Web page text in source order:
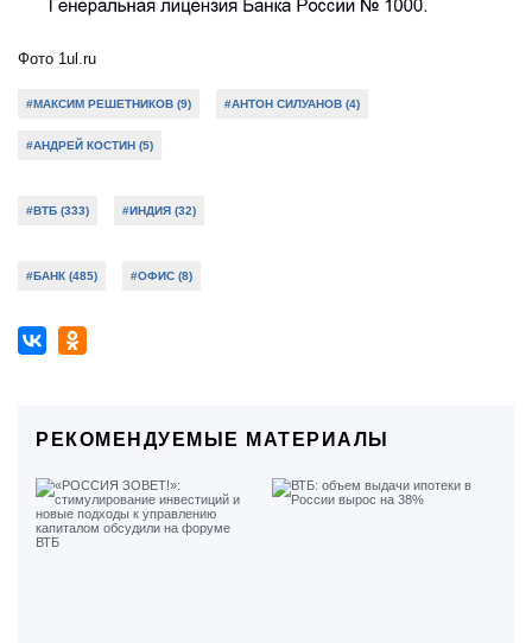
Фото 1ul.ru
#МАКСИМ РЕШЕТНИКОВ (9) #АНТОН СИЛУАНОВ (4)
#АНДРЕЙ КОСТИН (5)
#ВТБ (333) #ИНДИЯ (32)
#БАНК (485) #ОФИС (8)
РЕКОМЕНДУЕМЫЕ МАТЕРИАЛЫ